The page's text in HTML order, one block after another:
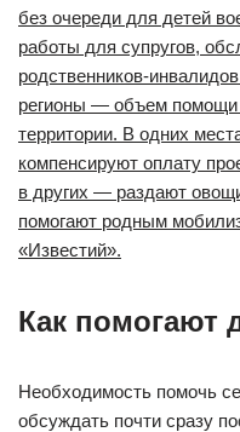
без очереди для детей
работы для супругов,
родственников-
регионы — объем помощи
территории. В одних
компенсируют оплату
в других — раздают
помогают родным
«Известий».
Как помогают
Необходимость помочь
обсуждать почти сразу